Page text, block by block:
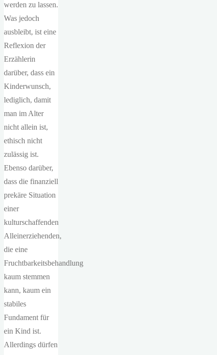
werden zu lassen.
Was jedoch
ausbleibt, ist eine
Reflexion der
Erzählerin
darüber, dass ein
Kinderwunsch,
lediglich, damit
man im Alter
nicht allein ist,
ethisch nicht
zulässig ist.
Ebenso darüber,
dass die finanziell
prekäre Situation
einer
kulturschaffenden
Alleinerziehenden,
die eine
Fruchtbarkeitsbehandlung
kaum stemmen
kann, kaum ein
stabiles
Fundament für
ein Kind ist.
Allerdings dürfen